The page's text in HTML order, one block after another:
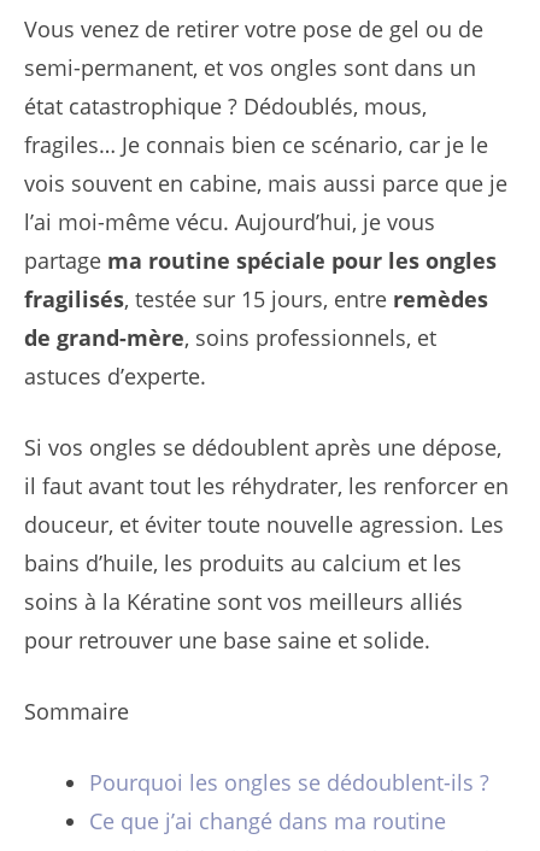
Vous venez de retirer votre pose de gel ou de
semi-permanent, et vos ongles sont dans un
état catastrophique ? Dédoublés, mous,
fragiles… Je connais bien ce scénario, car je le
vois souvent en cabine, mais aussi parce que je
l’ai moi-même vécu. Aujourd’hui, je vous
partage ma routine spéciale pour les ongles
fragilisés, testée sur 15 jours, entre remèdes
de grand-mère, soins professionnels, et
astuces d’experte.
Si vos ongles se dédoublent après une dépose,
il faut avant tout les réhydrater, les renforcer en
douceur, et éviter toute nouvelle agression. Les
bains d’huile, les produits au calcium et les
soins à la Kératine sont vos meilleurs alliés
pour retrouver une base saine et solide.
Sommaire
Pourquoi les ongles se dédoublent-ils ?
Ce que j’ai changé dans ma routine